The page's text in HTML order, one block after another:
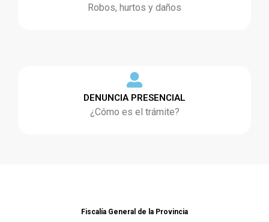
Robos, hurtos y daños
DENUNCIA PRESENCIAL
¿Cómo es el trámite?
Fiscalía General de la Provincia